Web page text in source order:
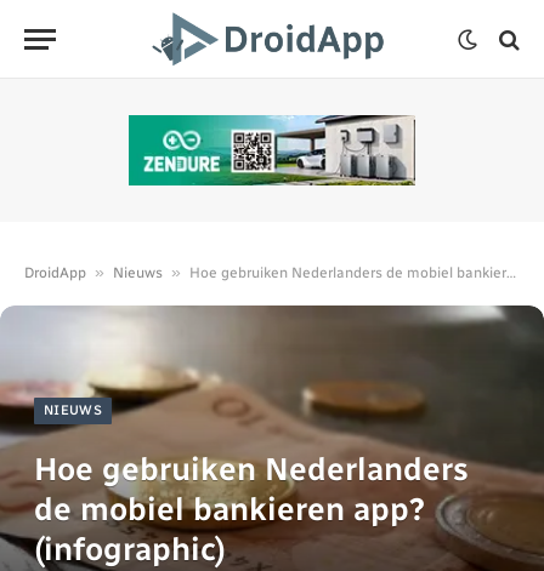
DroidApp » Nieuws » Hoe gebruiken Nederlanders de mobiel bankieren app? (infographic)
NIEUWS
Hoe gebruiken Nederlanders
de mobiel bankieren app?
(infographic)